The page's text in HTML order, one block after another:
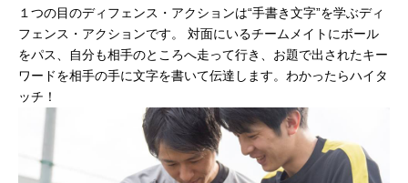
１つの目のディフェンス・アクションは“手書き文字”を学ぶディ
フェンス・アクションです。 対面にいるチームメイトにボール
をパス、自分も相手のところへ走って行き、お題で出されたキー
ワードを相手の手に文字を書いて伝達します。わかったらハイタ
ッチ！